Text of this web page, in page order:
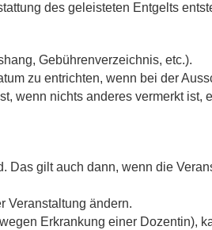
des geleisteten Entgelts
Gebührenverzeichnis, etc.).
zu entrichten, wenn bei der
wenn nichts anderes vermerkt ist,
Das gilt auch dann, wenn die
Veranstaltung ändern.
Erkrankung einer Dozentin),